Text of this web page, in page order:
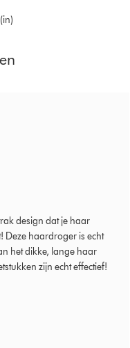
2024 Ratings
design dat je haar
Deze haardroger is echt
het dikke, lange haar
zijn echt effectief!